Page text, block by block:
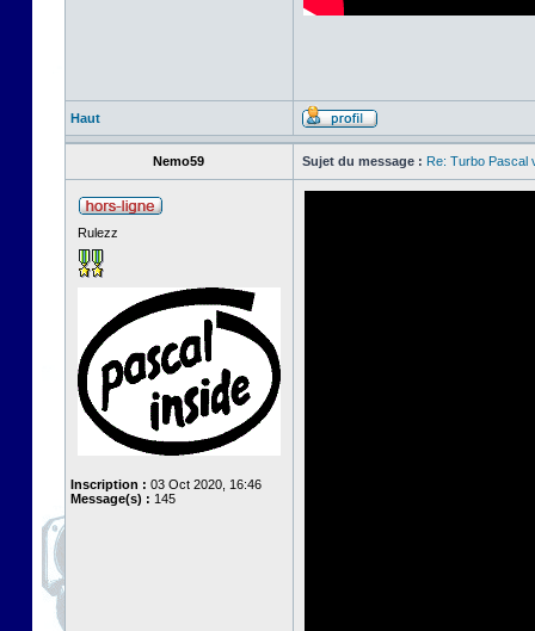
Haut
Nemo59 Sujet du message : Re: Turbo Pascal
Rulezz
Inscription : 03 Oct 2020, 16:46
Message(s) : 145